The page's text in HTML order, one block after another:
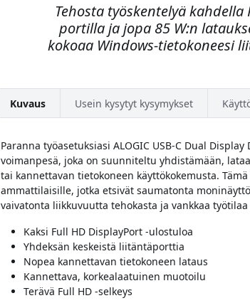
Tehosta työskentelyä
portilla ja jopa 85 W:n
kokoaa Windows-tietokoneesi
Kuvaus Usein kysytyt kysymykset
Paranna työasetuksiasi ALOGIC USB-C Dual
voimanpesä, joka on suunniteltu yhdistämään,
tai kannettavan tietokoneen käyttökokemusta.
ammattilaisille, jotka etsivät saumatonta
vaivatonta liikkuvuutta tehokasta ja vankkaa
Kaksi Full HD DisplayPort -ulostuloa
Yhdeksän keskeistä liitäntäporttia
Nopea kannettavan tietokoneen lataus
Kannettava, korkealaatuinen muotoilu
Terävä Full HD -selkeys